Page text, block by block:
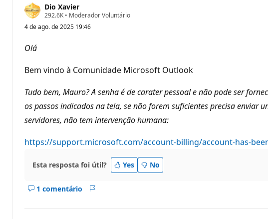
Dio Xavier
292.6K P
n
e
r
p
u
t
ç
• Moderador Voluntário
4 de ago. de 2025 19:46
Olá
Bem vindo à Comunidade Microsoft Outlook
Tudo bem, Mauro? A senha é de carater pessoal e não pode ser
os passos indicados na tela, se não forem suficientes precisa
servidores, não tem intervenção humana:
https://support.microsoft.com/account-billing/account-has-
Esta resposta foi útil? Yes No
1 comentário
Mostrar